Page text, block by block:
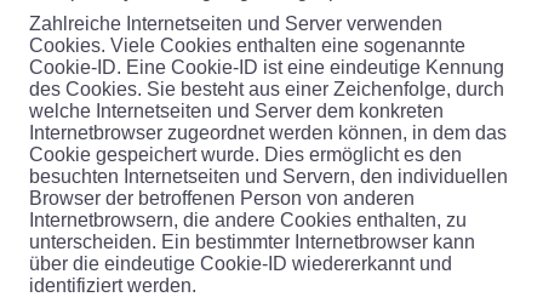
Zahlreiche Internetseiten und Server verwenden
Cookies. Viele Cookies enthalten eine sogenannte
Cookie-ID. Eine Cookie-ID ist eine eindeutige Kennung
des Cookies. Sie besteht aus einer Zeichenfolge, durch
welche Internetseiten und Server dem konkreten
Internetbrowser zugeordnet werden können, in dem das
Cookie gespeichert wurde. Dies ermöglicht es den
besuchten Internetseiten und Servern, den individuellen
Browser der betroffenen Person von anderen
Internetbrowsern, die andere Cookies enthalten, zu
unterscheiden. Ein bestimmter Internetbrowser kann
über die eindeutige Cookie-ID wiedererkannt und
identifiziert werden.